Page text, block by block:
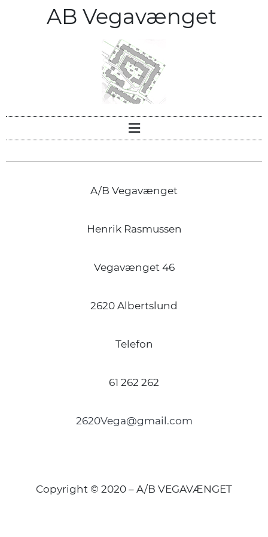
AB Vegavænget
A/B Vegavænget
Henrik Rasmussen
Vegavænget 46
2620 Albertslund
Telefon
61 262 262
2620Vega@gmail.com
Copyright © 2020 – A/B VEGAVÆNGET